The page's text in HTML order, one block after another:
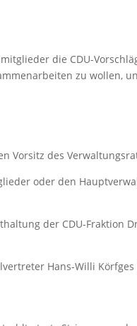
die CDU-
zu wollen,
Vorsitz des
oder den
der CDU-Fraktion
Hans-Willi Körfges